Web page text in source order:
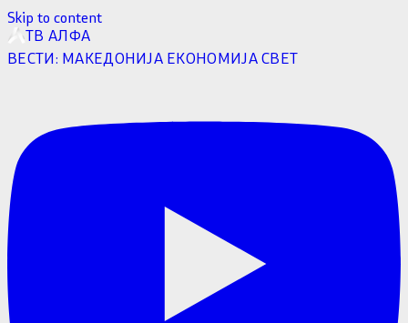
Skip to content
ТВ АЛФА
ВЕСТИ: МАКЕДОНИЈА ЕКОНОМИЈАСВЕТ